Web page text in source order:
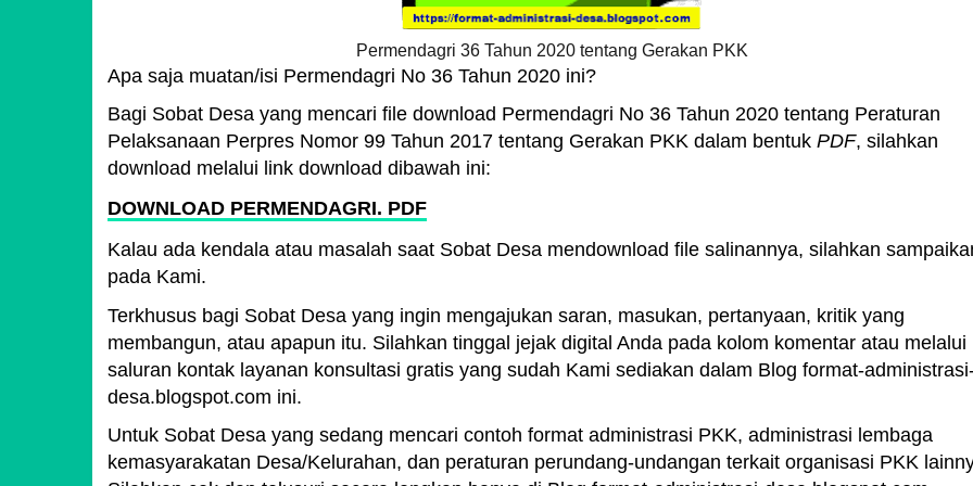
Permendagri 36 Tahun 2020 tentang Gerakan PKK
Apa saja muatan/isi Permendagri No 36 Tahun 2020 ini?
Bagi Sobat Desa yang mencari file download Permendagri No 36 Tahun 2020 tentang Peraturan
Pelaksanaan Perpres Nomor 99 Tahun 2017 tentang Gerakan PKK dalam bentuk PDF, silahkan
download melalui link download dibawah ini:
DOWNLOAD PERMENDAGRI. PDF
Kalau ada kendala atau masalah saat Sobat Desa mendownload file salinannya, silahkan
pada Kami.
Terkhusus bagi Sobat Desa yang ingin mengajukan saran, masukan, pertanyaan, kritik yang
membangun, atau apapun itu. Silahkan tinggal jejak digital Anda pada kolom komentar atau melalui
saluran kontak layanan konsultasi gratis yang sudah Kami sediakan dalam Blog format-
desa.blogspot.com ini.
Untuk Sobat Desa yang sedang mencari contoh format administrasi PKK, administrasi lembaga
kemasyarakatan Desa/Kelurahan, dan peraturan perundang-undangan terkait organisasi PKK